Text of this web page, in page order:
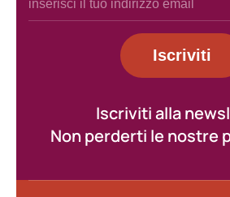
Iscriviti
Iscriviti alla
Non perderti le nostre